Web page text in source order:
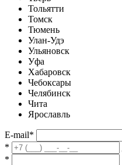
Тольятти
Томск
Тюмень
Улан-Удэ
Ульяновск
Уфа
Хабаровск
Чебоксары
Челябинск
Чита
Ярославль
E-mail*
*
*